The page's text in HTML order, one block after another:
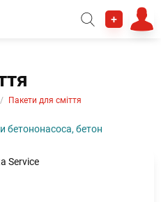
+
Пакети для сміття